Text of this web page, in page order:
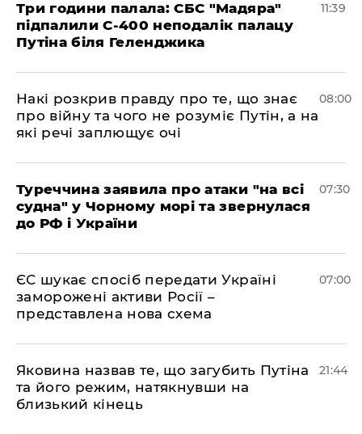
Три години палала: СБС "Мадяра"
підпалили С-400 неподалік палацу
Путіна біля Геленджика
11:39
Накі розкрив правду про те, що знає
про війну та чого не розуміє Путін, а на
які речі заплющує очі
08:00
Туреччина заявила про атаки "на всі
судна" у Чорному морі та звернулася
до РФ і України
07:30
ЄС шукає спосіб передати Україні
заморожені активи Росії –
представлена ​​нова схема
07:00
Яковина назвав те, що загубить Путіна
та його режим, натякнувши на
близький кінець
21:44